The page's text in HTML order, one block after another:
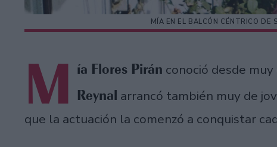
MÍA EN EL BALCÓN CÉNTRICO DE
M ía Flores Pirán conoció desde
Reynal arrancó también muy de
que la actuación la comenzó a conquistar